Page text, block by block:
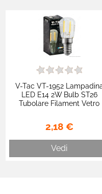
V-Tac VT-1952
LED E14 2W Bulb ST26
Tubolare Filament Vetro
2,18 €
Vedi